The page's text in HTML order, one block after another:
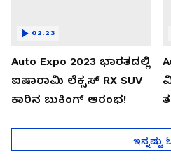
Auto Expo 2023 ಭಾರತದಲ್ಲಿ
ಐಷಾರಾಮಿ ಲೆಕ್ಸಸ್ RX SUV
ಕಾರಿನ ಬುಕಿಂಗ್ ಆರಂಭ!
02:23
ಇನ್ನಷ್ಟು